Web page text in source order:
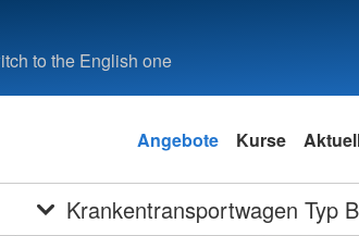
to the English one
Angebote Kurse
Krankentransportwagen Typ